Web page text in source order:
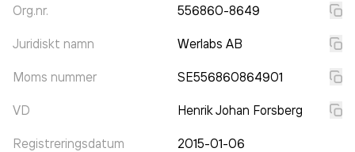
Org.nr. 556860-8649
Juridiskt namn Werlabs AB
Moms nummer SE556860864901
VD Henrik Johan Forsberg
Registreringsdatum 2015-01-06